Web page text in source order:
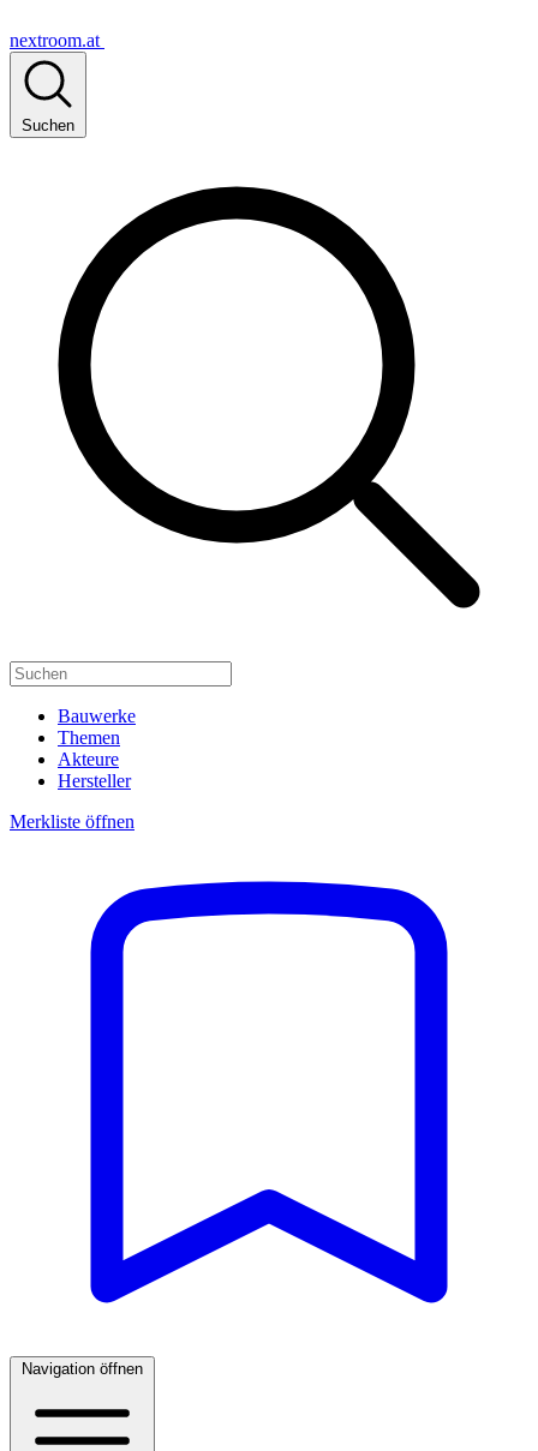
nextroom.at
Suchen
Bauwerke
Themen
Akteure
Hersteller
Merkliste öffnen
Navigation öffnen